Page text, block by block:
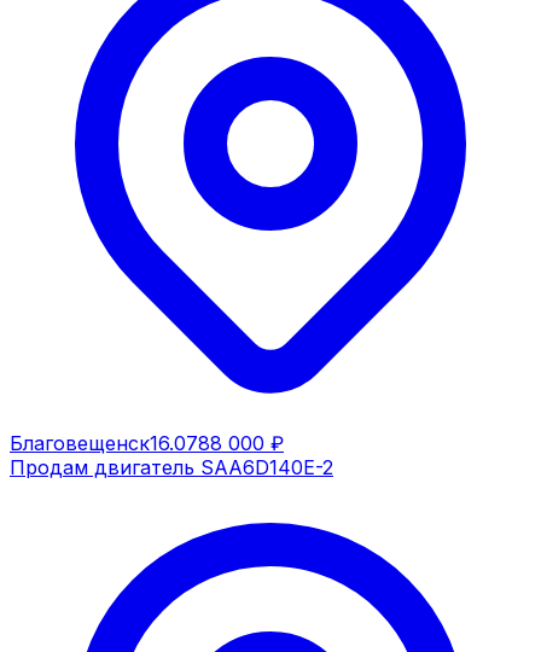
Благовещенск16.0788 000 ₽
Продам двигатель SAA6D140E-2